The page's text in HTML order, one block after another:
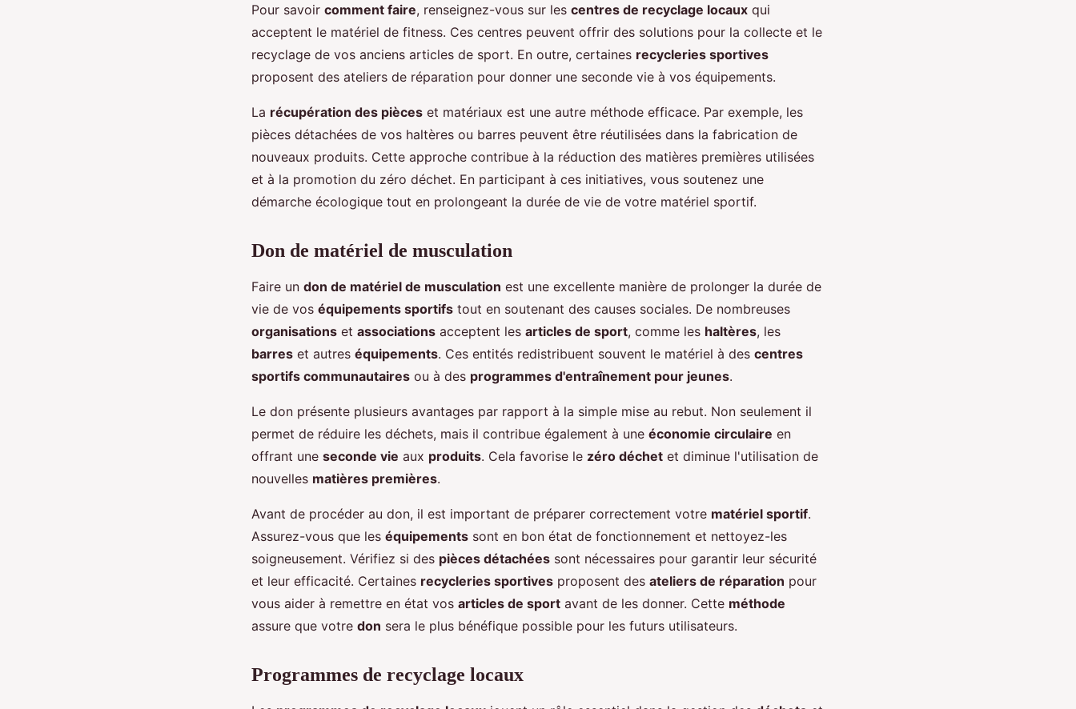
Pour savoir comment faire, renseignez-vous sur les centres de recyclage locaux qui
acceptent le matériel de fitness. Ces centres peuvent offrir des solutions pour la collecte et le
recyclage de vos anciens articles de sport. En outre, certaines recycleries sportives
proposent des ateliers de réparation pour donner une seconde vie à vos équipements.
La récupération des pièces et matériaux est une autre méthode efficace. Par exemple, les
pièces détachées de vos haltères ou barres peuvent être réutilisées dans la fabrication de
nouveaux produits. Cette approche contribue à la réduction des matières premières utilisées
et à la promotion du zéro déchet. En participant à ces initiatives, vous soutenez une
démarche écologique tout en prolongeant la durée de vie de votre matériel sportif.
Don de matériel de musculation
Faire un don de matériel de musculation est une excellente manière de prolonger la durée de
vie de vos équipements sportifs tout en soutenant des causes sociales. De nombreuses
organisations et associations acceptent les articles de sport, comme les haltères, les
barres et autres équipements. Ces entités redistribuent souvent le matériel à des centres
sportifs communautaires ou à des programmes d'entraînement pour jeunes.
Le don présente plusieurs avantages par rapport à la simple mise au rebut. Non seulement il
permet de réduire les déchets, mais il contribue également à une économie circulaire en
offrant une seconde vie aux produits. Cela favorise le zéro déchet et diminue l'utilisation de
nouvelles matières premières.
Avant de procéder au don, il est important de préparer correctement votre matériel sportif.
Assurez-vous que les équipements sont en bon état de fonctionnement et nettoyez-les
soigneusement. Vérifiez si des pièces détachées sont nécessaires pour garantir leur sécurité
et leur efficacité. Certaines recycleries sportives proposent des ateliers de réparation pour
vous aider à remettre en état vos articles de sport avant de les donner. Cette méthode
assure que votre don sera le plus bénéfique possible pour les futurs utilisateurs.
Programmes de recyclage locaux